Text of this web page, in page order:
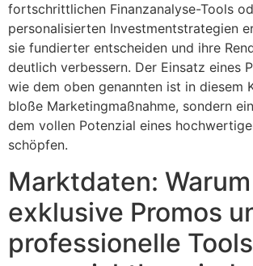
fortschrittlichen Finanzanalyse-Tools
personalisierten Investmentstrategien
sie fundierter entscheiden und ihre
deutlich verbessern. Der Einsatz eines
wie dem oben genannten ist in diesem
bloße Marketingmaßnahme, sondern
dem vollen Potenzial eines
schöpfen.
Marktdaten: Warum
exklusive Promos
professionelle